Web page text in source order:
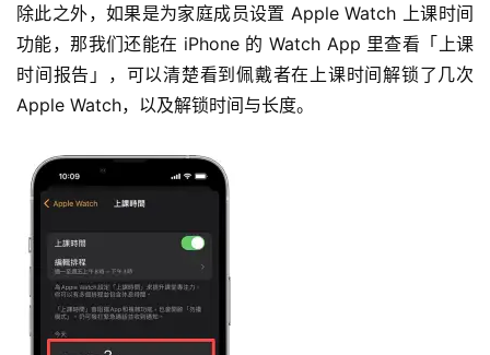
除此之外，如果是为家庭成员设置 Apple Watch 上课时间
功能，那我们还能在 iPhone 的 Watch App 里查看「上课
时间报告」，可以清楚看到佩戴者在上课时间解锁了几次
Apple Watch，以及解锁时间与长度。